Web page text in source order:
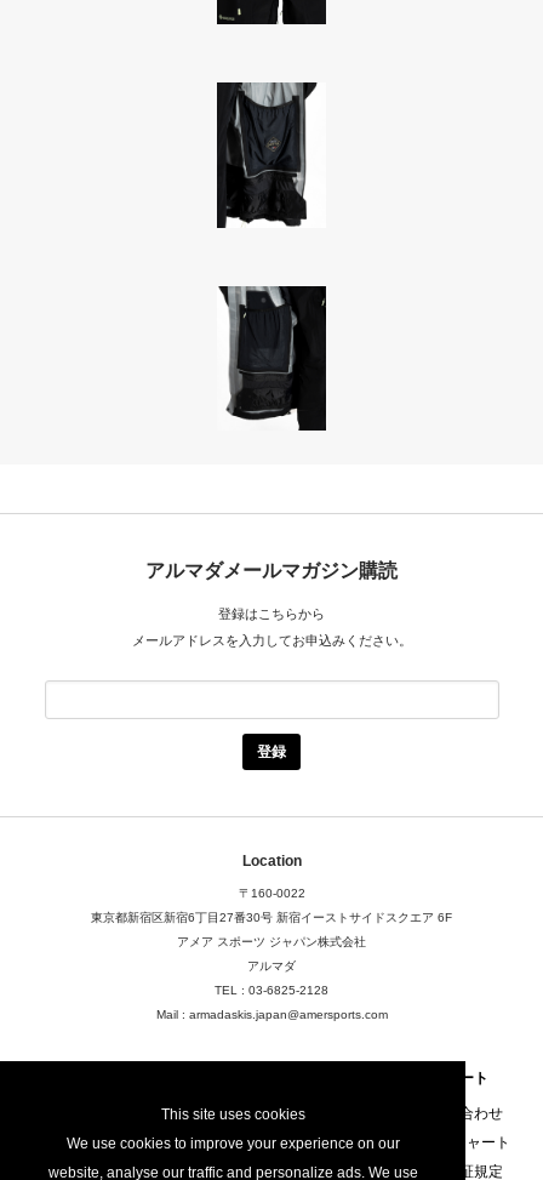
This site uses cookies
We use cookies to improve your experience on our
website, analyse our traffic and personalize ads. We use
アルマダメールマガジン購読
登録はこちらから
メールアドレスを入力してお申込みください。
Location
〒160-0022
東京都新宿区新宿6丁目27番30号 新宿イーストサイドスクエア 6F
アメア スポーツ ジャパン株式会社
アルマダ
TEL : 03-6825-2128
Mail : armadaskis.japan@amersports.com
FAQ
ご利用規定
プライバシーポリシー
サポート
お問い合わせ
サイズチャート
製品保証規定